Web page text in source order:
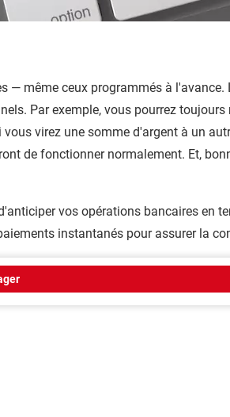
— même ceux programmés à l'avance.
Par exemple, vous pourrez
virez une somme d'argent à un
de fonctionner normalement. Et,
vos opérations bancaires en
instantanés pour assurer la